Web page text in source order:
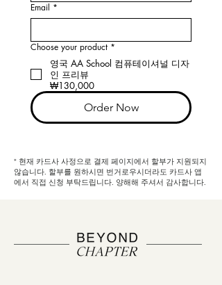
Email *
Choose your product *
영국 AA School 컴퓨테이셔널 디자
인 프리뷰
₩130,000
Order Now
* 현재 카드사 사정으로 결제 페이지에서 할부가 지원되지
않습니다. 할부를 원하시면 번거로우시더라도 카드사 앱
에서 직접 신청 부탁드립니다. 양해해 주셔서 감사합니다.